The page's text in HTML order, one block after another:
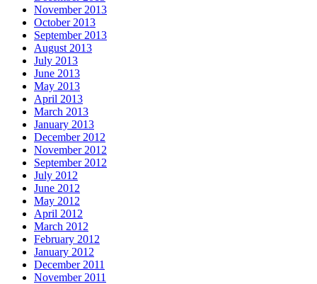
November 2013
October 2013
September 2013
August 2013
July 2013
June 2013
May 2013
April 2013
March 2013
January 2013
December 2012
November 2012
September 2012
July 2012
June 2012
May 2012
April 2012
March 2012
February 2012
January 2012
December 2011
November 2011